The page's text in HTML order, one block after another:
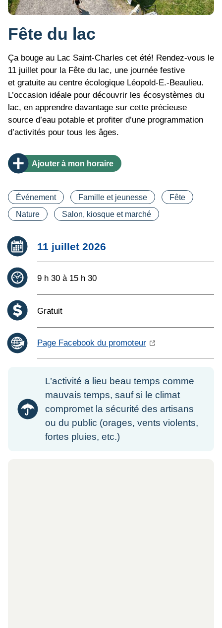
Fête du lac
Ça bouge au Lac Saint-Charles cet été! Rendez-vous le
11 juillet pour la Fête du lac, une journée festive
et gratuite au centre écologique Léopold-E.-Beaulieu.
L’occasion idéale pour découvrir les écosystèmes du
lac, en apprendre davantage sur cette précieuse
source d’eau potable et profiter d’une programmation
d’activités pour tous les âges.
Ajouter à mon horaire
Catégorie(s)
Événement Famille et jeunesse
Fête
Nature
Salon, kiosque et marché
Date :
11 juillet 2026
Heure :
9 h 30 à 15 h 30
Coût :
Gratuit
Page Facebook du promoteur
L’activité a lieu beau temps comme
mauvais temps, sauf si le climat
compromet la sécurité des artisans
ou du public (orages, vents violents,
fortes pluies, etc.)